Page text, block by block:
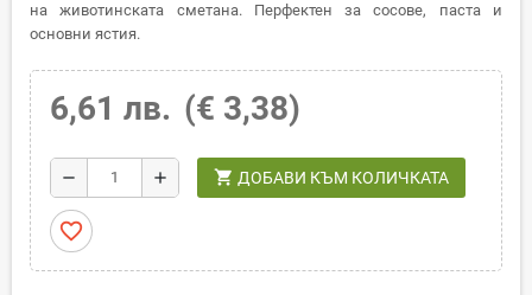
на животинската сметана. Перфектен за сосове, паста и
основни ястия.
6,61 лв. (€ 3,38)
remove add shopping_cart ДОБАВИ КЪМ КОЛИЧКАТА
favorite_border